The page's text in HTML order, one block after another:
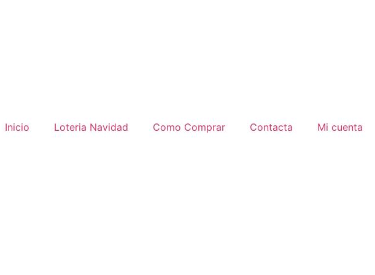
Inicio Loteria Navidad Como Comprar Contacta Mi cuenta